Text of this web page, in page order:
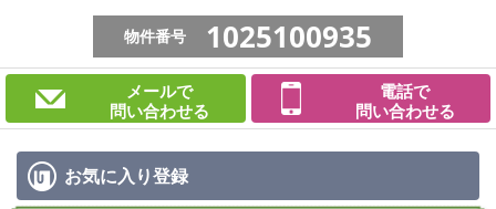
物件番号 1025100935
メールで
問い合わせる
電話で
問い合わせる
お気に入り登録